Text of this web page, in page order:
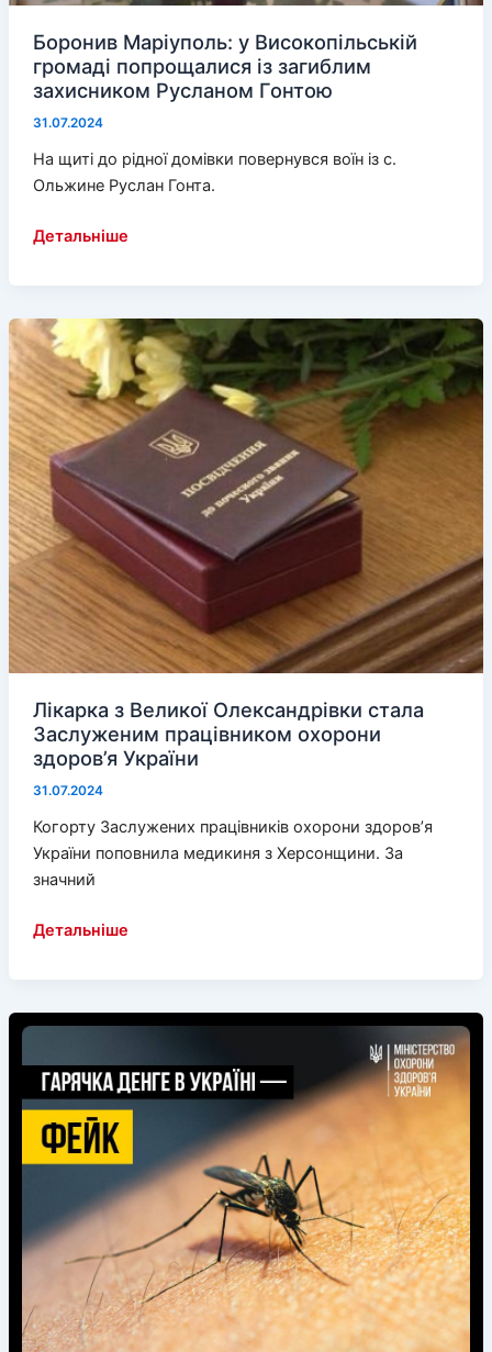
Боронив Маріуполь: у Високопільській
громаді попрощалися із загиблим
захисником Русланом Гонтою
31.07.2024
На щиті до рідної домівки повернувся воїн із с.
Ольжине Руслан Гонта.
Боронив
Високопільській
громаді
попрощалися
із
загиблим
захисником
Русланом
Гонтою
Детальніше
Лікарка з Великої Олександрівки стала
Заслуженим працівником охорони
здоров’я України
31.07.2024
Когорту Заслужених працівників охорони здоров’я
України поповнила медикиня з Херсонщини. За
значний
Лікарка
Олександрівки
Заслуженим
працівником
охорони
здоров’я
України
Детальніше